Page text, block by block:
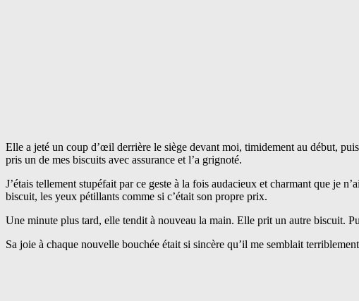
Elle a jeté un coup d’œil derrière le siège devant moi, timidement au début,
pris un de mes biscuits avec assurance et l’a grignoté.
J’étais tellement stupéfait par ce geste à la fois audacieux et charmant que je
biscuit, les yeux pétillants comme si c’était son propre prix.
Une minute plus tard, elle tendit à nouveau la main. Elle prit un autre biscuit.
Sa joie à chaque nouvelle bouchée était si sincère qu’il me semblait